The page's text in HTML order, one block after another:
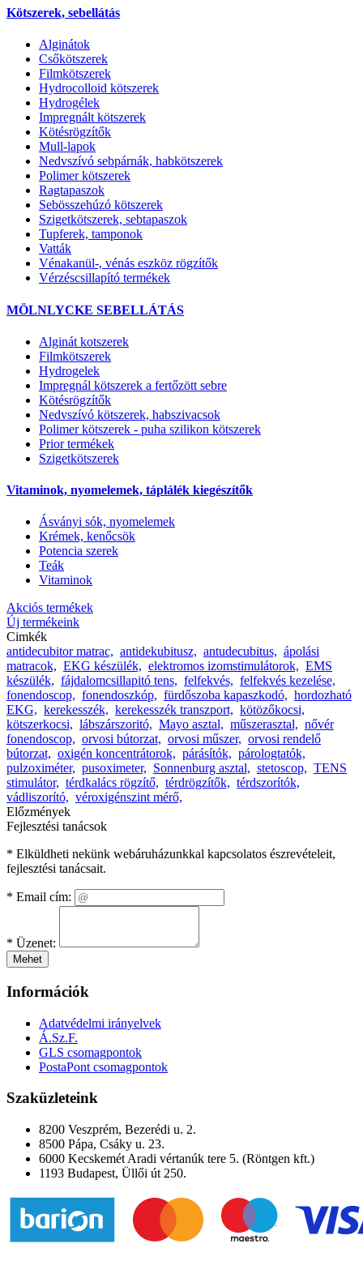
Kötszerek, sebellátás
Alginátok
Csőkötszerek
Filmkötszerek
Hydrocolloid kötszerek
Hydrogélek
Impregnált kötszerek
Kötésrögzítők
Mull-lapok
Nedvszívó sebpárnák, habkötszerek
Polimer kötszerek
Ragtapaszok
Sebösszehúzó kötszerek
Szigetkötszerek, sebtapaszok
Tupferek, tamponok
Vatták
Vénakanül-, vénás eszköz rögzítők
Vérzéscsillapító termékek
MÖLNLYCKE SEBELLÁTÁS
Alginát kotszerek
Filmkötszerek
Hydrogelek
Impregnál kötszerek a fertőzött sebre
Kötésrögzítők
Nedvszívó kötszerek, habszivacsok
Polimer kötszerek - puha szilikon kötszerek
Prior termékek
Szigetkötszerek
Vitaminok, nyomelemek, táplálék kiegészítők
Ásványi sók, nyomelemek
Krémek, kenőcsök
Potencia szerek
Teák
Vitaminok
Akciós termékek
Új termékeink
Cimkék
antidecubitor matrac, antidekubitusz, antudecubitus, ápolási
matracok, EKG készülék, elektromos izomstimulátorok, EMS
készülék, fájdalomcsillapitó tens, felfekvés, felfekvés kezelése,
fonendoscop, fonendoszkóp, fürdőszoba kapaszkodó, hordozható
EKG, kerekesszék, kerekesszék transzport, kötözőkocsi,
kötszerkocsi, lábszárszoritó, Mayo asztal, műszerasztal, nővér
fonendoscop, orvosi bútorzat, orvosi műszer, orvosi rendelő
bútorzat, oxigén koncentrátorok, párásítók, párologtatók,
pulzoximéter, pusoximeter, Sonnenburg asztal, stetoscop, TENS
stimulátor, térdkalács rögzítő, térdrögzítők, térdszorítók,
vádliszorító, véroxigénszint mérő,
Előzmények
Fejlesztési tanácsok
* Elküldheti nekünk webáruházunkkal kapcsolatos észrevételeit,
fejlesztési tanácsait.
* Email cím:
* Üzenet:
Mehet
Információk
Adatvédelmi irányelvek
Á.Sz.F.
GLS csomagpontok
PostaPont csomagpontok
Szaküzleteink
8200 Veszprém, Bezerédi u. 2.
8500 Pápa, Csáky u. 23.
6000 Kecskemét Aradi vértanúk tere 5. (Röntgen kft.)
1193 Budapest, Üllői út 250.